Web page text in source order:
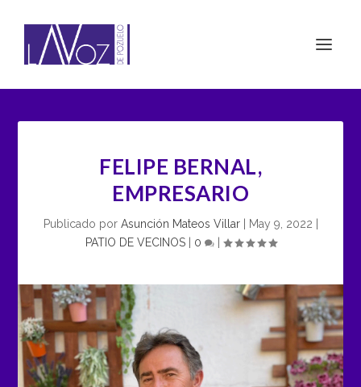
FELIPE BERNAL,
EMPRESARIO
Publicado por Asunción Mateos Villar| May 9, 2022
PATIO DE VECINOS| 0 |